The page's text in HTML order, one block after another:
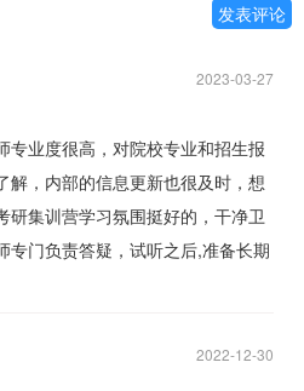
发表评论
2023-03-27
专业度很高，对院校专业和招生报
解，内部的信息更新也很及时，想
研集训营学习氛围挺好的，干净卫
专门负责答疑，试听之后,准备长期
2022-12-30